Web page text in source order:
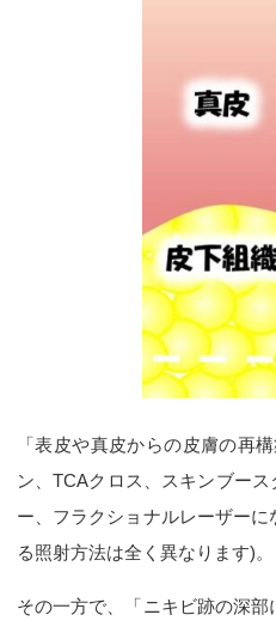
「表皮や真皮からの皮膚の再
ン、TCAクロス、スキンブー
ー、フラクショナルレーザー
る照射方法は全く異なります)。
その一方で、「ニキビ跡の深